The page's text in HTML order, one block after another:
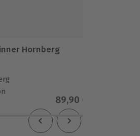
Hornberg
89,90 CHF